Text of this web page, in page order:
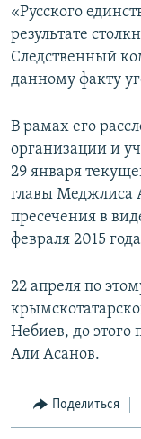
«Русского
результате
Следственный
данному факту
В рамах его
организации и
29 января
главы Меджлиса
пресечения в
февраля 2015
22 апреля по
Небиев, до этого
Али Асанов.
Поделиться